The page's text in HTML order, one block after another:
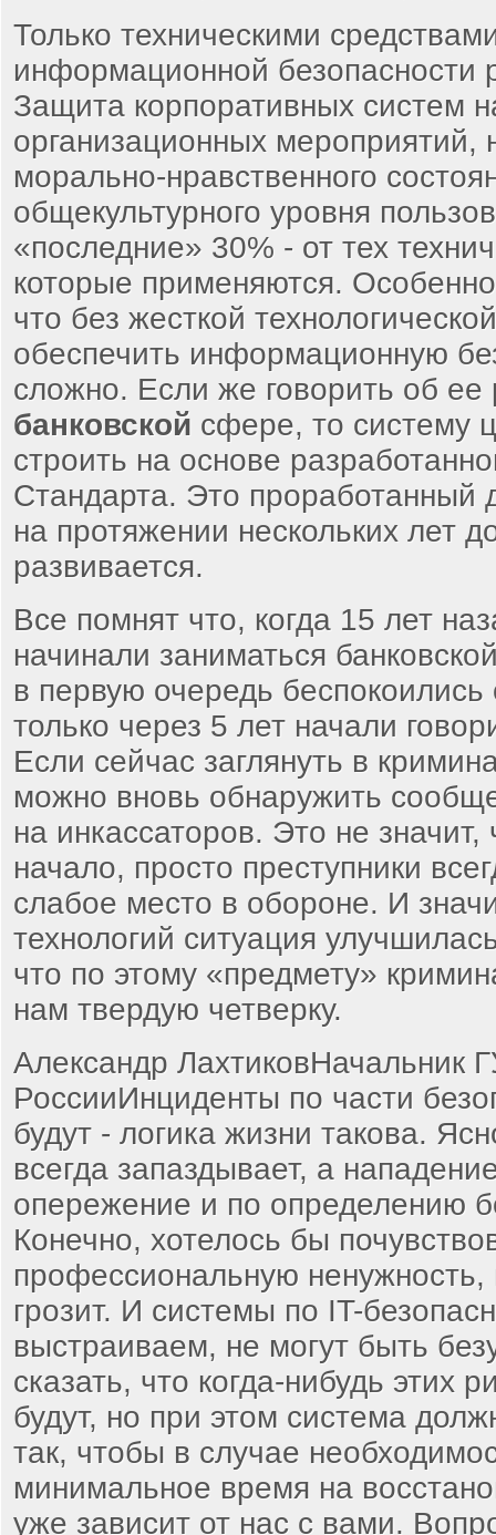
Только техническими
информационной безопасности
Защита корпоративных систем
организационных мероприятий,
морально-нравственного
общекультурного уровня
«последние» 30% - от тех
которые применяются.
что без жесткой
обеспечить информационную
сложно. Если же говорить об ее
банковской сфере, то систему
строить на основе
Стандарта. Это проработанный
на протяжении нескольких лет
развивается.
Все помнят что, когда 15 лет
начинали заниматься
в первую очередь
только через 5 лет начали
Если сейчас заглянуть в
можно вновь обнаружить
на инкассаторов. Это не
начало, просто преступники
слабое место в обороне. И
технологий ситуация
что по этому «предмету»
нам твердую четверку.
Александр ЛахтиковНачальник
РоссииИнциденты по части
будут - логика жизни такова.
всегда запаздывает, а
опережение и по определению
Конечно, хотелось бы
профессиональную ненужность,
грозит. И системы по IT-
выстраиваем, не могут быть
сказать, что когда-нибудь этих
будут, но при этом система
так, чтобы в случае
минимальное время на
уже зависит от нас с вами.